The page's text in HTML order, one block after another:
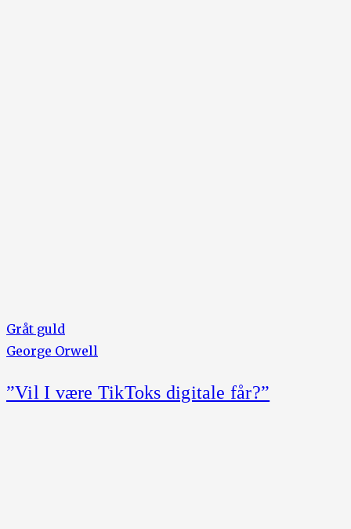
Gråt guld
George Orwell
”Vil I være TikToks digitale får?”